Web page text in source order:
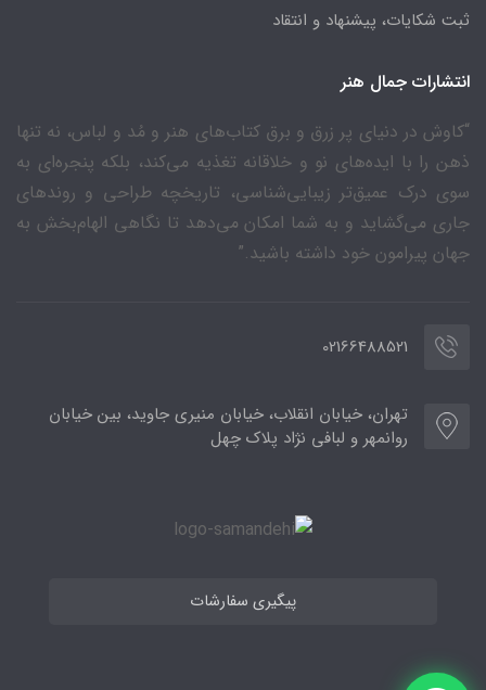
ثبت شکایات، پیشنهاد و انتقاد
انتشارات جمال هنر
“کاوش در دنیای پر زرق و برق کتاب‌های هنر و مُد و لباس، نه تنها
ذهن را با ایده‌های نو و خلاقانه تغذیه می‌کند، بلکه پنجره‌ای به
سوی درک عمیق‌تر زیبایی‌شناسی، تاریخچه طراحی و روندهای
جاری می‌گشاید و به شما امکان می‌دهد تا نگاهی الهام‌بخش به
جهان پیرامون خود داشته باشید.”
02166488521
تهران، خیابان انقلاب، خیابان منیری جاوید، بین خیابان
روانمهر و لبافی نژاد پلاک چهل
پیگیری سفارشات